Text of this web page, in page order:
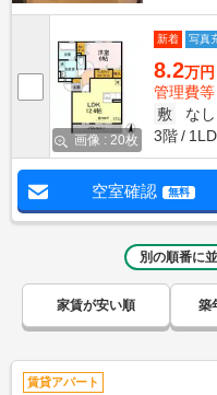
画像 : 20枚
新着 写真
8.2万円
管理費
敷
なし
3階
空室確認 無料
別の順番に
家賃が安い順 築
賃貸アパート